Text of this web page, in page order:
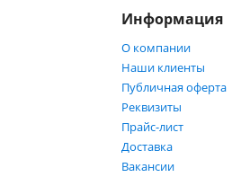
Информация
О компании
Наши клиенты
Публичная оферта
Реквизиты
Прайс-лист
Доставка
Вакансии